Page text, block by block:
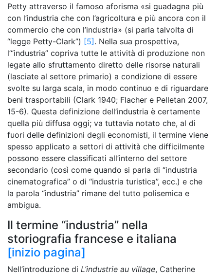
Petty attraverso il famoso aforisma «si guadagna più
con l’industria che con l’agricoltura e più ancora con il
commercio che con l’industria» (si parla talvolta di
“legge Petty-Clark”) [5] . Nella sua prospettiva,
l’“industria” copriva tutte le attività di produzione non
legate allo sfruttamento diretto delle risorse naturali
(lasciate al settore primario) a condizione di essere
svolte su larga scala, in modo continuo e di riguardare
beni trasportabili (Clark 1940; Flacher e Pelletan 2007,
15-6). Questa definizione dell’industria è certamente
quella più diffusa oggi; va tuttavia notato che, al di
fuori delle definizioni degli economisti, il termine viene
spesso applicato a settori di attività che difficilmente
possono essere classificati all’interno del settore
secondario (così come quando si parla di “industria
cinematografica” o di “industria turistica”, ecc.) e che
la parola “industria” rimane del tutto polisemica e
ambigua.
Il termine “industria” nella
storiografia francese e italiana
[inizio pagina]
Nell’introduzione di L’industrie au village, Catherine